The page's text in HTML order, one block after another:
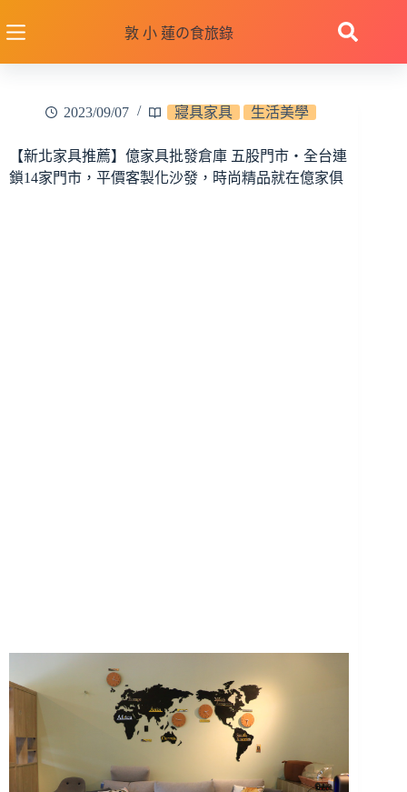
至
敦 小 蓮の食旅錄
2023/09/07 寢具家具 生活美學
【新北家具推薦】億家具批發倉庫 五股門市‧全台連
鎖14家門市，平價客製化沙發，時尚精品就在億家俱